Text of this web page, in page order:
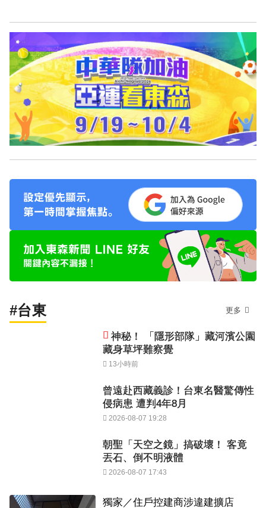
#台東 更多
神秘！ 「隱形部隊」藏河濱公園
藏身草坪難察覺
13小時前
曾遠赴西藏義診！台東名醫驚傳性
侵病患 遭判4年8月
2026-08-07 19:28
朝聖「天空之鏡」搞破壞！ 客竟
丟石、倒不明液體
2026-08-07 17:43
獨家／住戶控建商涉違建擴店